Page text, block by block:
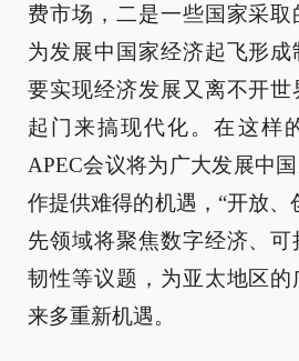
费市场，二是一些国家采取
为发展中国家经济起飞形
要实现经济发展又离不开
起门来搞现代化。在这样
APEC会议将为广大发展中
作提供难得的机遇，“开放、
先领域将聚焦数字经济、
韧性等议题，为亚太地区
来多重新机遇。